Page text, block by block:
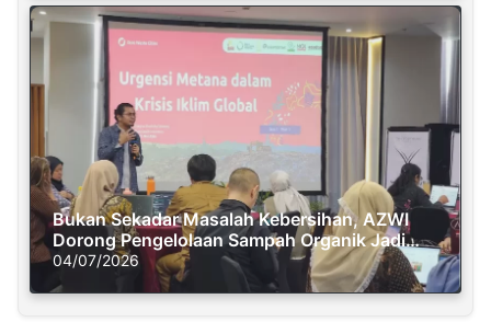
Bukan Sekadar Masalah Kebersihan, AZWI
Dorong Pengelolaan Sampah Organik Jadi
Solusi Krisis Iklim
04/07/2026